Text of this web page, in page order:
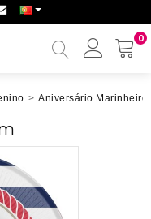
0
Minha
> Aniversário Marinheiro